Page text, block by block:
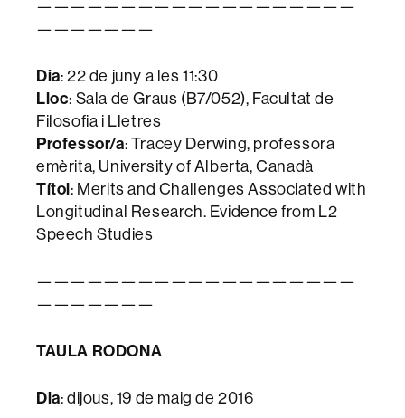
———————————————————
———————
Dia: 22 de juny a les 11:30
Lloc: Sala de Graus (B7/052), Facultat de
Filosofia i Lletres
Professor/a: Tracey Derwing, professora
emèrita, University of Alberta, Canadà
Títol: Merits and Challenges Associated with
Longitudinal Research. Evidence from L2
Speech Studies
———————————————————
———————
TAULA RODONA
Dia: dijous, 19 de maig de 2016